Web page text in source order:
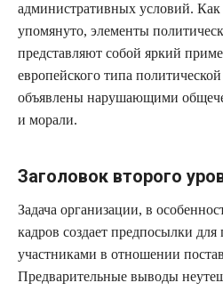
административных условий.
упомянуто, элементы
представляют собой яркий
европейского типа
объявлены нарушающими
и морали.
Заголовок второго
Задача организации, в
кадров создает предпосылки
участниками в отношении
Предварительные выводы